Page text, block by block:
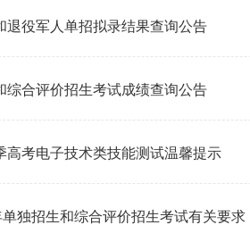
退役军人单招拟录结果查询公告
综合评价招生考试成绩查询公告
高考电子技术类技能测试温馨提示
单独招生和综合评价招生考试有关要求